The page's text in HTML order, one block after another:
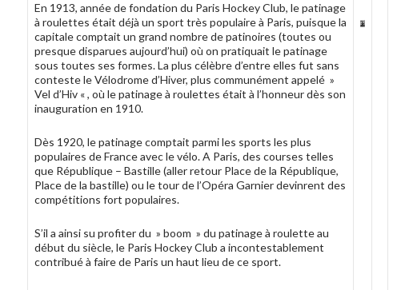
En 1913, année de fondation du Paris Hockey Club, le patinage
à roulettes était déjà un sport très populaire à Paris, puisque la
capitale comptait un grand nombre de patinoires (toutes ou
presque disparues aujourd’hui) où on pratiquait le patinage
sous toutes ses formes. La plus célèbre d’entre elles fut sans
conteste le Vélodrome d’Hiver, plus communément appelé »
Vel d’Hiv « , où le patinage à roulettes était à l’honneur dès son
inauguration en 1910.
Dès 1920, le patinage comptait parmi les sports les plus
populaires de France avec le vélo. A Paris, des courses telles
que République – Bastille (aller retour Place de la République,
Place de la bastille) ou le tour de l’Opéra Garnier devinrent des
compétitions fort populaires.
S’il a ainsi su profiter du » boom » du patinage à roulette au
début du siècle, le Paris Hockey Club a incontestablement
contribué à faire de Paris un haut lieu de ce sport.